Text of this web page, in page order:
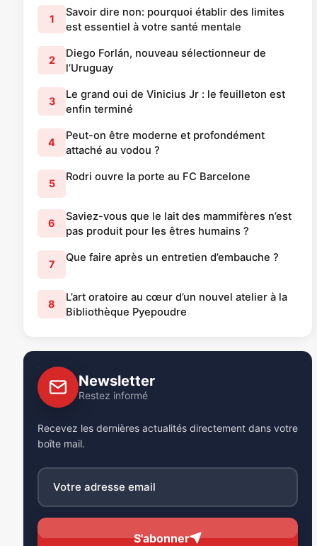
1
Savoir dire non: pourquoi établir des limites
est essentiel à votre santé mentale
2
Diego Forlán, nouveau sélectionneur de
l’Uruguay
3
Le grand oui de Vinicius Jr : le feuilleton est
enfin terminé
4
Peut-on être moderne et profondément
attaché au vodou ?
5
Rodri ouvre la porte au FC Barcelone
6
Saviez-vous que le lait des mammifères n’est
pas produit pour les êtres humains ?
7
Que faire après un entretien d’embauche ?
8
L’art oratoire au cœur d’un nouvel atelier à la
Bibliothèque Pyepoudre
Newsletter
Restez informé
Recevez les dernières actualités directement dans votre
boîte mail.
S'abonner